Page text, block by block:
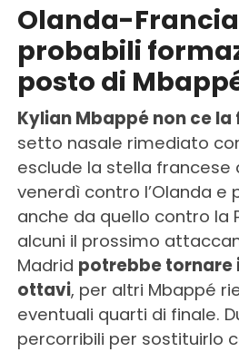
Olanda-
probabili
posto di
Kylian Mbappé non ce la
setto nasale rimediato
esclude la stella francese
venerdì contro l’Olanda e
anche da quello contro la
alcuni il prossimo
Madrid potrebbe tornare
ottavi, per altri Mbappé
eventuali quarti di finale.
percorribili per sostituirlo